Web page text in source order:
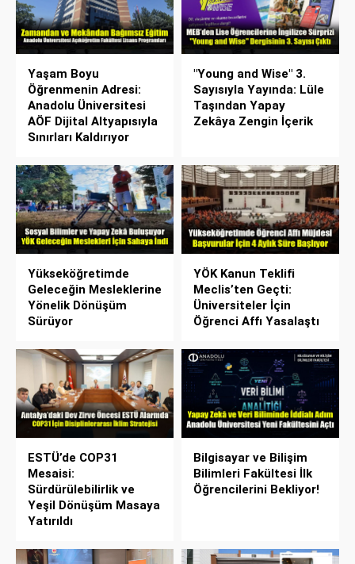
Yaşam Boyu
Öğrenmenin Adresi:
Anadolu Üniversitesi
AÖF Dijital Altyapısıyla
Sınırları Kaldırıyor
"Young and Wise" 3.
Sayısıyla Yayında: Lüle
Taşından Yapay
Zekâya Zengin İçerik
Yükseköğretimde
Geleceğin Mesleklerine
Yönelik Dönüşüm
Sürüyor
YÖK Kanun Teklifi
Meclis’ten Geçti:
Üniversiteler İçin
Öğrenci Affı Yasalaştı
ESTÜ’de COP31
Mesaisi:
Sürdürülebilirlik ve
Yeşil Dönüşüm Masaya
Yatırıldı
Bilgisayar ve Bilişim
Bilimleri Fakültesi İlk
Öğrencilerini Bekliyor!